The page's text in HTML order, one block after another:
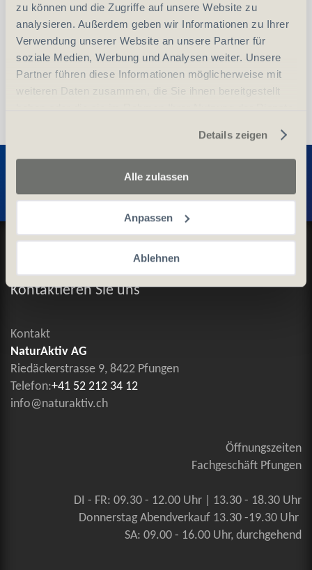
zu können und die Zugriffe auf unsere Website zu
analysieren. Außerdem geben wir Informationen zu Ihrer
Verwendung unserer Website an unsere Partner für
soziale Medien, Werbung und Analysen weiter. Unsere
Partner führen diese Informationen möglicherweise mit
weiteren Daten zusammen, die Sie ihnen bereitgestellt
Details zeigen
Alle zulassen
Anpassen
Ablehnen
vergleichen In den Warenkorb
Entdecken Sie weitere Produkte
Datenschutz und Cookie-Richtlinien
Allgemeine Geschäftsbedingungen
Kontaktieren Sie uns
Kontakt
NaturAktiv AG
Riedäckerstrasse 9, 8422 Pfungen
Telefon:+41 52 212 34 12
info@naturaktiv.ch
Öffnungszeiten
Fachgeschäft Pfungen
DI - FR: 09.30 - 12.00 Uhr | 13.30 - 18.30 Uhr
Donnerstag Abendverkauf 13.30 -19.30 Uhr
SA: 09.00 - 16.00 Uhr, durchgehend